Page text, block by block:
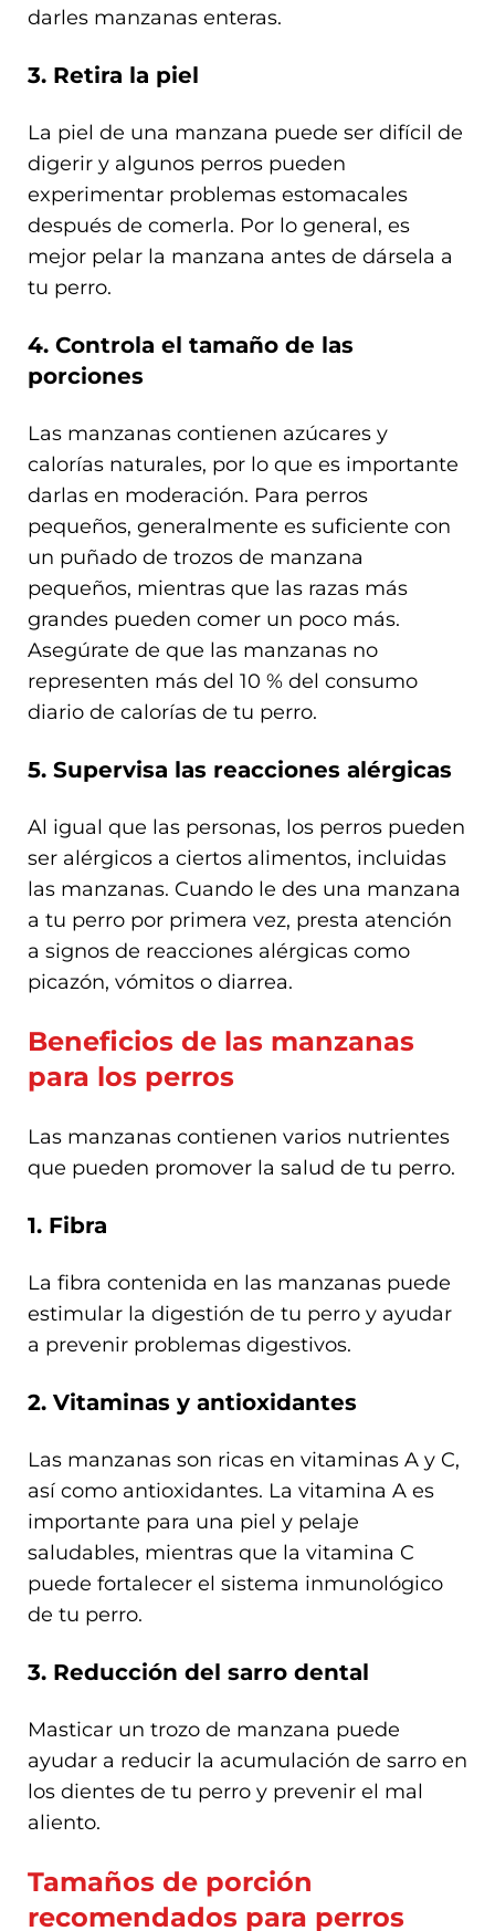
darles manzanas enteras.
3. Retira la piel
La piel de una manzana puede ser difícil de
digerir y algunos perros pueden
experimentar problemas estomacales
después de comerla. Por lo general, es
mejor pelar la manzana antes de dársela a
tu perro.
4. Controla el tamaño de las
porciones
Las manzanas contienen azúcares y
calorías naturales, por lo que es importante
darlas en moderación. Para perros
pequeños, generalmente es suficiente con
un puñado de trozos de manzana
pequeños, mientras que las razas más
grandes pueden comer un poco más.
Asegúrate de que las manzanas no
representen más del 10 % del consumo
diario de calorías de tu perro.
5. Supervisa las reacciones alérgicas
Al igual que las personas, los perros pueden
ser alérgicos a ciertos alimentos, incluidas
las manzanas. Cuando le des una manzana
a tu perro por primera vez, presta atención
a signos de reacciones alérgicas como
picazón, vómitos o diarrea.
Beneficios de las manzanas
para los perros
Las manzanas contienen varios nutrientes
que pueden promover la salud de tu perro.
1. Fibra
La fibra contenida en las manzanas puede
estimular la digestión de tu perro y ayudar
a prevenir problemas digestivos.
2. Vitaminas y antioxidantes
Las manzanas son ricas en vitaminas A y C,
así como antioxidantes. La vitamina A es
importante para una piel y pelaje
saludables, mientras que la vitamina C
puede fortalecer el sistema inmunológico
de tu perro.
3. Reducción del sarro dental
Masticar un trozo de manzana puede
ayudar a reducir la acumulación de sarro en
los dientes de tu perro y prevenir el mal
aliento.
Tamaños de porción
recomendados para perros